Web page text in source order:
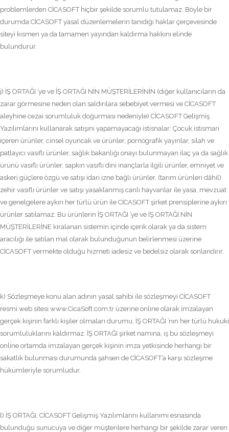
problemlerden CİCASOFT hiçbir şekilde sorumlu tutulamaz. Böyle bir
durumda CİCASOFT yasal düzenlemelerin tanıdığı haklar çerçevesinde
siteyi kısmen ya da tamamen yayından kaldırma hakkını elinde
bulundurur.
j) İŞ ORTAĞI ’ye ve İŞ ORTAĞI NİN MÜŞTERİLERİNİN (diğer kullanıcıların da
zarar görmesine neden olan saldırılara sebebiyet vermesi ve CİCASOFT
aleyhine cezai sorumluluk doğurması nedeniyle) CİCASOFT Gelişmiş
Yazılımlarını kullanarak satışını yapamayacağı istisnalar: Çocuk istismarı
içeren ürünler, cinsel oyuncak ve ürünler, pornografik yayınlar, silah ve
patlayıcı vasıflı ürünler, sağlık bakanlığı onayı bulunmayan ilaç ya da sağlık
ürünü vasıflı ürünler, sapkın vasıflı dini inançlarla ilgili ürünler, emniyet ve
askeri güçlere özgü ve satışı idari izne bağlı ürünler, (tarım ürünleri dâhil)
zehir vasıflı ürünler ve satışı yasaklanmış canlı hayvanlar ile yasa, mevzuat
ve genelgelere aykırı her türlü ürün ile CİCASOFT şirket prensiplerine aykırı
ürünler satılamaz. Bu ürünlerin İŞ ORTAĞI ’ye ve İŞ ORTAĞI NİN
MÜŞTERİLERİNE kiralanan sistemin içinde içerik olarak ya da sistem
aracılığı ile satılan mal olarak bulunduğunun belirlenmesi üzerine
CİCASOFT vermekte olduğu hizmeti iadesiz ve bedelsiz olarak sonlandırır.
k) Sözleşmeye konu alan adının yasal sahibi ile sözleşmeyi CİCASOFT
resmi web sitesi www.CicaSoft.com.tr üzerine online olarak imzalayan
gerçek kişinin farklı kişiler olmaları durumu, İŞ ORTAĞI ’nın her türlü hukuki
sorumluluklarını kaldırmaz. İŞ ORTAĞI şirket namına, iş bu sözleşmeyi
online ortamda imzalayan gerçek kişinin imza yetkisinde herhangi bir
sakatlık bulunması durumunda şahsen de CİCASOFT’a karşı sözleşme
hükümleriyle sorumludur.
l) İŞ ORTAĞI, CİCASOFT Gelişmiş Yazılımlarını kullanımı esnasında
bulunduğu sunucuya ve diğer müşterilere herhangi bir şekilde zarar veren